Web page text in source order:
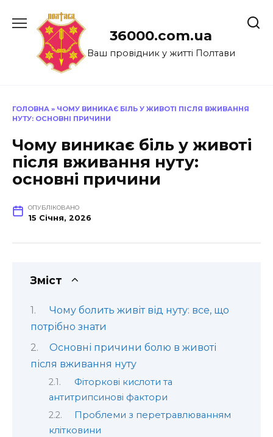
до
36000.com.ua
Ваш провідник у житті Полтави
ГОЛОВНА » ЧОМУ ВИНИКАЄ БІЛЬ У ЖИВОТІ ПІСЛЯ ВЖИВАННЯ
НУТУ: ОСНОВНІ ПРИЧИНИ
Чому виникає біль у животі
після вживання нуту:
основні причини
ОПУБЛІКОВАНО
15 Січня, 2026
Зміст
Чому болить живіт від нуту: все, що
потрібно знати
Основні причини болю в животі
після вживання нуту
Фіторкові кислоти та
антитрипсинові фактори
Проблеми з перетравлюванням
клітковини